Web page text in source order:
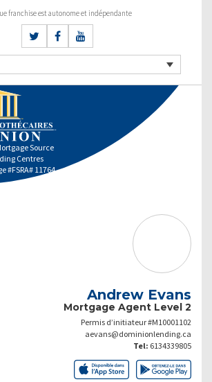
franchise est autonome et indépendante
Source
Centres
#FSRA# 11764
Andrew Evans
Mortgage Agent Level 2
Permis d’initiateur #M10001102
aevans@dominionlending.ca
Tel: 6134339805